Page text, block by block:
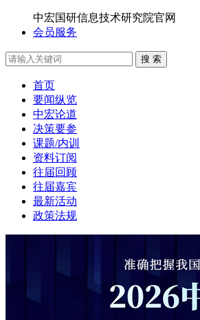
中宏国研信息技术研究院官网
会员服务
搜 索
首页
要闻纵览
中宏论道
决策要参
课题/内训
资料订阅
往届回顾
往届嘉宾
最新活动
政策法规